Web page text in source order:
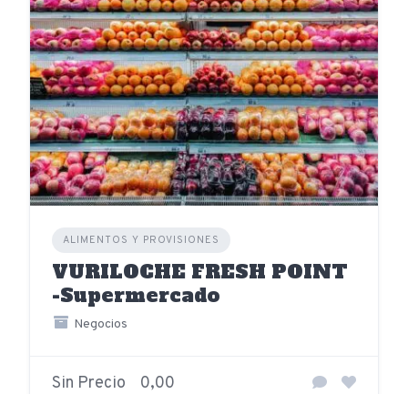
ALIMENTOS Y PROVISIONES
VURILOCHE FRESH POINT
-Supermercado
Negocios
Sin Precio 0,00